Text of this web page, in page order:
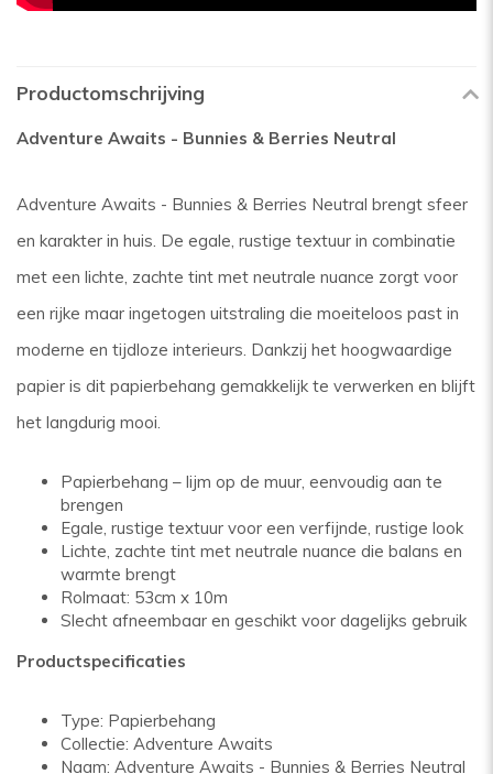
Productomschrijving
Adventure Awaits - Bunnies & Berries Neutral
Adventure Awaits - Bunnies & Berries Neutral brengt sfeer
en karakter in huis. De egale, rustige textuur in combinatie
met een lichte, zachte tint met neutrale nuance zorgt voor
een rijke maar ingetogen uitstraling die moeiteloos past in
moderne en tijdloze interieurs. Dankzij het hoogwaardige
papier is dit papierbehang gemakkelijk te verwerken en blijft
het langdurig mooi.
Papierbehang – lijm op de muur, eenvoudig aan te
brengen
Egale, rustige textuur voor een verfijnde, rustige look
Lichte, zachte tint met neutrale nuance die balans en
warmte brengt
Rolmaat: 53cm x 10m
Slecht afneembaar en geschikt voor dagelijks gebruik
Productspecificaties
Type: Papierbehang
Collectie: Adventure Awaits
Naam: Adventure Awaits - Bunnies & Berries Neutral